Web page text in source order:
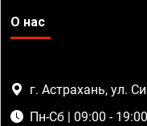
О нас
г. Астрахань, ул.
Пн-Сб | 09:00 - 19:00